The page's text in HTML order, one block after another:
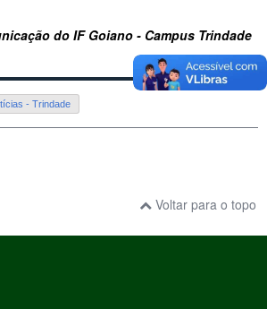
do IF Goiano - Campus Trindade
- Trindade
Voltar para o topo